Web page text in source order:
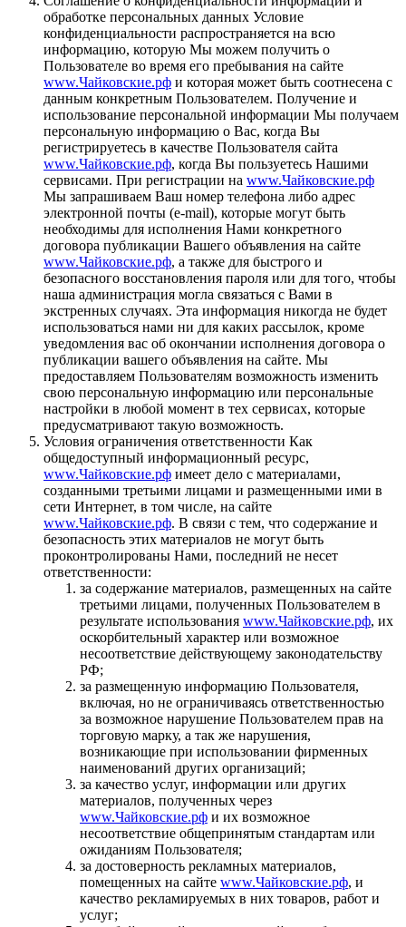
обработке персональных данных Условие
конфиденциальности распространяется на всю
информацию, которую Мы можем получить о
Пользователе во время его пребывания на сайте
www.Чайковские.рф и которая может быть соотнесена с
данным конкретным Пользователем. Получение и
использование персональной информации Мы получаем
персональную информацию о Вас, когда Вы
регистрируетесь в качестве Пользователя сайта
www.Чайковские.рф, когда Вы пользуетесь Нашими
сервисами. При регистрации на www.Чайковские.рф
Мы запрашиваем Ваш номер телефона либо адрес
электронной почты (e-mail), которые могут быть
необходимы для исполнения Нами конкретного
договора публикации Вашего объявления на сайте
www.Чайковские.рф, а также для быстрого и
безопасного восстановления пароля или для того, чтобы
наша администрация могла связаться с Вами в
экстренных случаях. Эта информация никогда не будет
использоваться нами ни для каких рассылок, кроме
уведомления вас об окончании исполнения договора о
публикации вашего объявления на сайте. Мы
предоставляем Пользователям возможность изменить
свою персональную информацию или персональные
настройки в любой момент в тех сервисах, которые
предусматривают такую возможность.
Условия ограничения ответственности Как
общедоступный информационный ресурс,
www.Чайковские.рф имеет дело с материалами,
созданными третьими лицами и размещенными ими в
сети Интернет, в том числе, на сайте
www.Чайковские.рф. В связи с тем, что содержание и
безопасность этих материалов не могут быть
проконтролированы Нами, последний не несет
ответственности:
за содержание материалов, размещенных на сайте
третьими лицами, полученных Пользователем в
результате использования www.Чайковские.рф, их
оскорбительный характер или возможное
несоответствие действующему законодательству
РФ;
за размещенную информацию Пользователя,
включая, но не ограничиваясь ответственностью
за возможное нарушение Пользователем прав на
торговую марку, а так же нарушения,
возникающие при использовании фирменных
наименований других организаций;
за качество услуг, информации или других
материалов, полученных через
www.Чайковские.рф и их возможное
несоответствие общепринятым стандартам или
ожиданиям Пользователя;
за достоверность рекламных материалов,
помещенных на сайте www.Чайковские.рф, и
качество рекламируемых в них товаров, работ и
услуг;